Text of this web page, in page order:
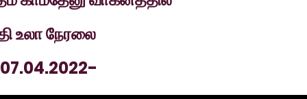
உலா நேரலை